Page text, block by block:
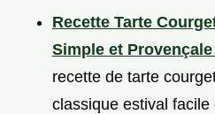
Recette Tarte
Simple et Provençale
recette de tarte
classique estival